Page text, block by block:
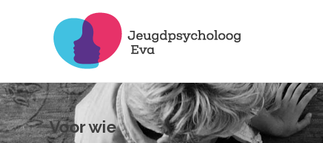
Voor wie